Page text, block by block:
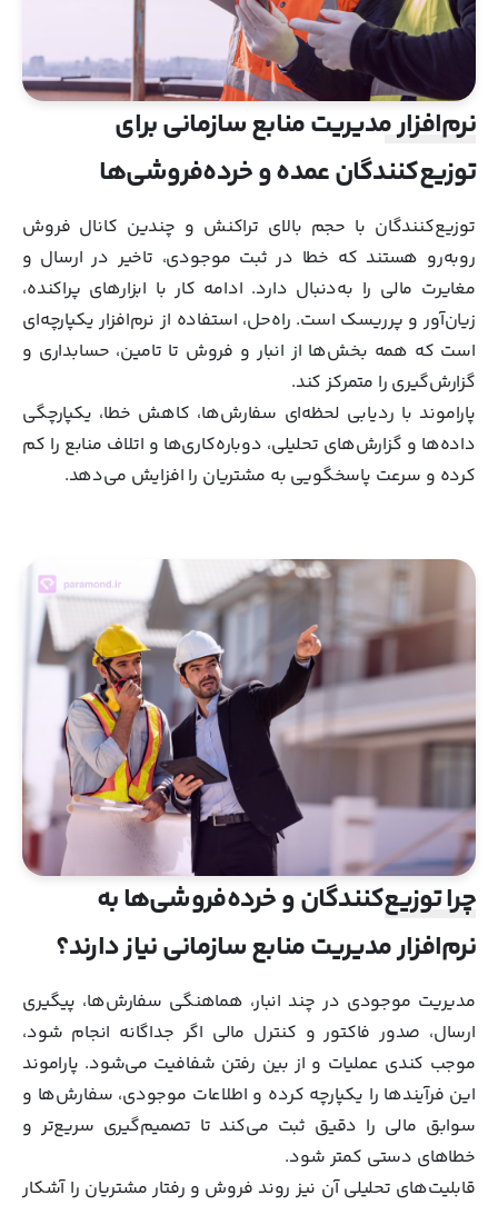
نرم‌افزار مدیریت منابع سازمانی برای
توزیع‌کنندگان عمده و خرده‌فروشی‌ها
توزیع‌کنندگان با حجم بالای تراکنش و چندین کانال فروش
روبه‌رو هستند که خطا در ثبت موجودی، تاخیر در ارسال و
مغایرت مالی را به‌دنبال دارد. ادامه کار با ابزارهای پراکنده،
زیان‌آور و پرریسک است. راه‌حل، استفاده از نرم‌افزار یکپارچه‌ای
است که همه بخش‌ها از انبار و فروش تا تامین، حسابداری و
گزارش‌گیری را متمرکز کند.
پاراموند با ردیابی لحظه‌ای سفارش‌ها، کاهش خطا، یکپارچگی
داده‌ها و گزارش‌های تحلیلی، دوباره‌کاری‌ها و اتلاف منابع را کم
کرده و سرعت پاسخگویی به مشتریان را افزایش می‌دهد.
چرا توزیع‌کنندگان و خرده‌فروشی‌ها به
نرم‌افزار مدیریت منابع سازمانی نیاز دارند؟
مدیریت موجودی در چند انبار، هماهنگی سفارش‌ها، پیگیری
ارسال، صدور فاکتور و کنترل مالی اگر جداگانه انجام شود،
موجب کندی عملیات و از بین رفتن شفافیت می‌شود. پاراموند
این فرآیندها را یکپارچه کرده و اطلاعات موجودی، سفارش‌ها و
سوابق مالی را دقیق ثبت می‌کند تا تصمیم‌گیری سریع‌تر و
خطاهای دستی کمتر شود.
قابلیت‌های تحلیلی آن نیز روند فروش و رفتار مشتریان را آشکار